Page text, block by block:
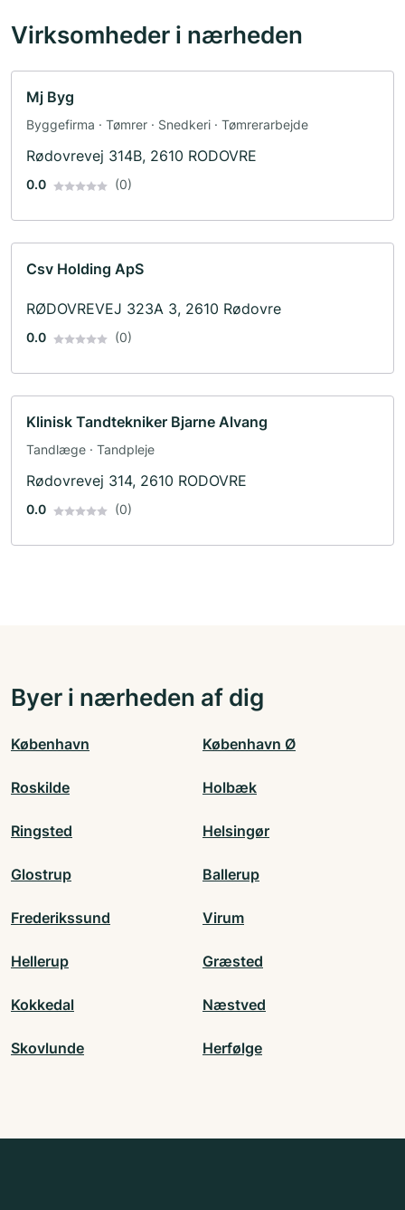
Virksomheder i nærheden
Mj Byg
Byggefirma · Tømrer · Snedkeri · Tømrerarbejde
Rødovrevej 314B, 2610 RODOVRE
0.0 (0)
Csv Holding ApS
RØDOVREVEJ 323A 3, 2610 Rødovre
0.0 (0)
Klinisk Tandtekniker Bjarne Alvang
Tandlæge · Tandpleje
Rødovrevej 314, 2610 RODOVRE
0.0 (0)
Byer i nærheden af dig
København København Ø
Roskilde Holbæk
Ringsted Helsingør
Glostrup Ballerup
Frederikssund Virum
Hellerup Græsted
Kokkedal Næstved
Skovlunde Herfølge